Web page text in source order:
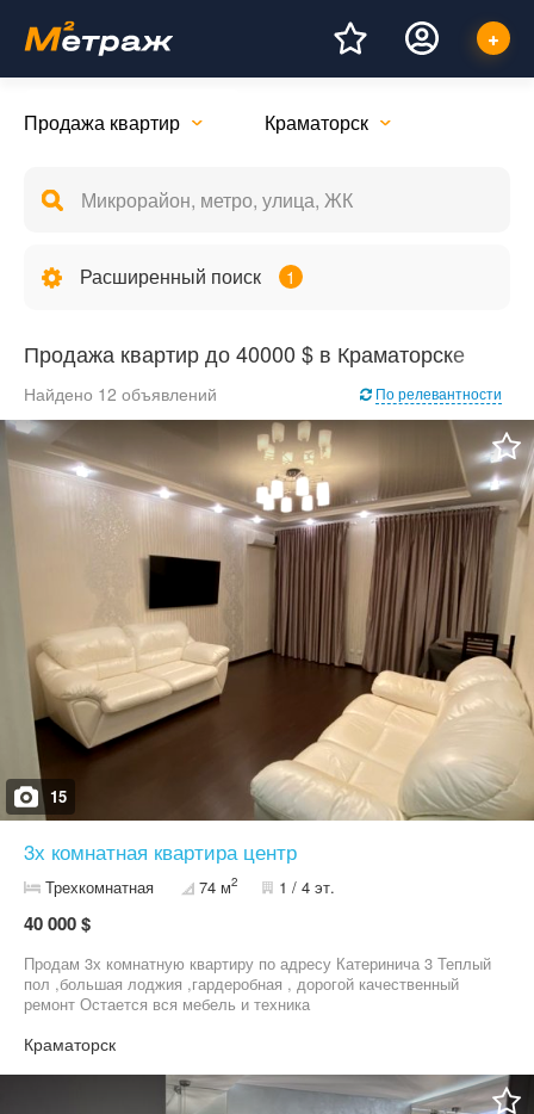
Продажа квартир Краматорск
Расширенный поиск 1
Продажа квартир до 40000 $ в Краматорске
Найдено 12 объявлений По релевантности
15
3х комнатная квартира центр
Трехкомнатная 74 м2 1 / 4 эт.
40 000 $
Продам 3х комнатную квартиру по адресу Катеринича 3 Теплый
пол ,большая лоджия ,гардеробная , дорогой качественный
ремонт Остается вся мебель и техника
Краматорск